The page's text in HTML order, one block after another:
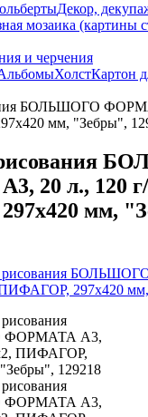
Декор,
мозаика (картины
и черчения
ХолстКартон
БОЛЬШОГО
мм, "Зебры",
20 л., 120
мм,